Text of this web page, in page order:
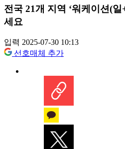
전국 21개 지역 ‘워케이션(
세요
입력 2025-07-30 10:13
선호매체 추가